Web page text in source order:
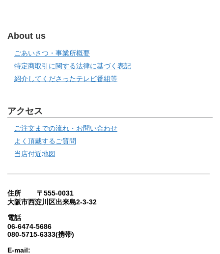
About us
ごあいさつ・事業所概要
特定商取引に関する法律に基づく表記
紹介してくださったテレビ番組等
アクセス
ご注文までの流れ・お問い合わせ
よく頂戴するご質問
当店付近地図
住所 〒555-0031
大阪市西淀川区出来島2-3-32
電話
06-6474-5686
080-5715-6333(携帯)
E-mail: